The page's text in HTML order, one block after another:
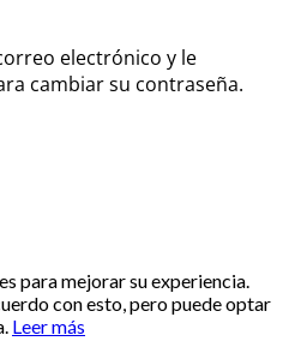
electrónico y le
cambiar su contraseña.
para mejorar su experiencia.
con esto, pero puede optar
Leer más